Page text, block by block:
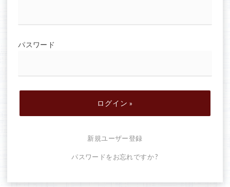
パスワード
新規ユーザー登録
パスワードをお忘れですか ?